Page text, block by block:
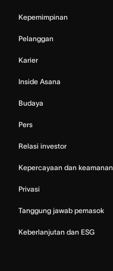
Kepemimpinan
Pelanggan
Karier
Inside Asana
Budaya
Pers
Relasi investor
Kepercayaan dan keamanan
Privasi
Tanggung jawab pemasok
Keberlanjutan dan ESG